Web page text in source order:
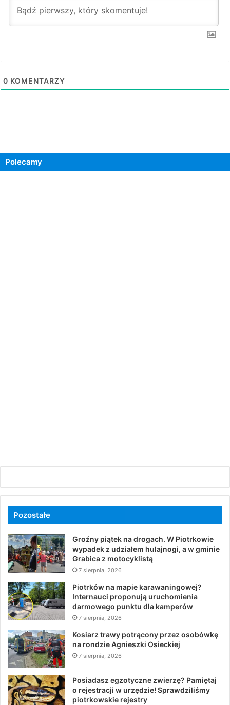
0 KOMENTARZY
Polecamy
Pozostałe
Groźny piątek na drogach. W Piotrkowie
wypadek z udziałem hulajnogi, a w gminie
Grabica z motocyklistą
7 sierpnia, 2026
Piotrków na mapie karawaningowej?
Internauci proponują uruchomienia
darmowego punktu dla kamperów
7 sierpnia, 2026
Kosiarz trawy potrącony przez osobówkę
na rondzie Agnieszki Osieckiej
7 sierpnia, 2026
Posiadasz egzotyczne zwierzę? Pamiętaj
o rejestracji w urzędzie! Sprawdziliśmy
piotrkowskie rejestry